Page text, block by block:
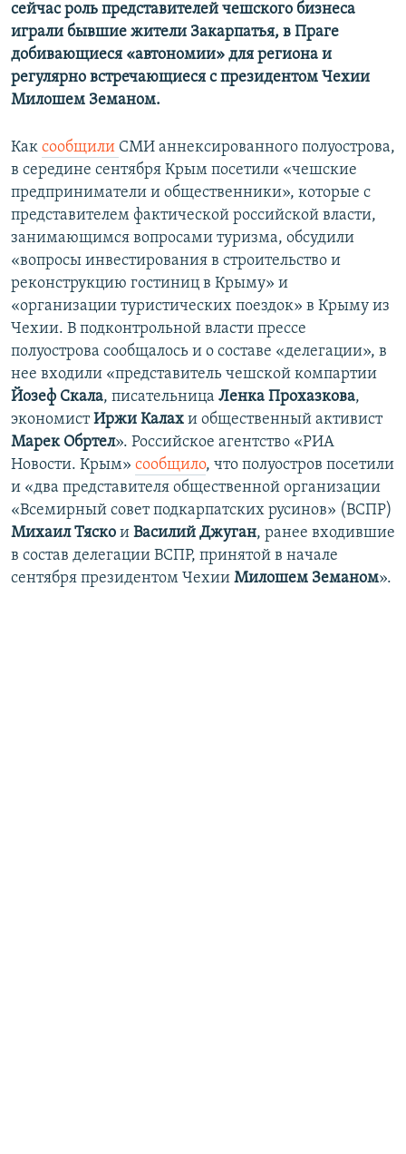
сейчас роль представителей чешского бизнеса
играли бывшие жители Закарпатья, в Праге
добивающиеся «автономии» для региона и
регулярно встречающиеся с президентом Чехии
Милошем Земаном.
Как сообщили СМИ аннексированного полуострова,
в середине сентября Крым посетили «чешские
предприниматели и общественники», которые с
представителем фактической российской власти,
занимающимся вопросами туризма, обсудили
«вопросы инвестирования в строительство и
реконструкцию гостиниц в Крыму» и
«организации туристических поездок» в Крыму из
Чехии. В подконтрольной власти прессе
полуострова сообщалось и о составе «делегации», в
нее входили «представитель чешской компартии
Йозеф Скала, писательница Ленка Прохазкова,
экономистИржи Калах и общественный активист
Марек Обртел». Российское агентство «РИА
Новости. Крым» сообщило, что полуостров посетили
и «два представителя общественной организации
«Всемирный совет подкарпатских русинов» (ВСПР)
Михаил Тяско и Василий Джуган, ранее входившие
в состав делегации ВСПР, принятой в начале
сентября президентом Чехии Милошем Земаном».